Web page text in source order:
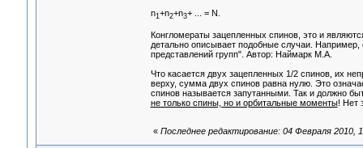
n1+n2+n3+ ... = N.
Конгломераты зацепленных спинов, это и
детально описывает подобные случаи.
представлений групп". Автор: Наймарк М.А.
Что касается двух зацепленных 1/2 спинов, их
верху, сумма двух спинов равна нулю. Это
спинов называется запутанными. Так и должно
не только спины, но и орбитальные моменты! Нет
« Последнее редактирование: 04 Февраля 2010,